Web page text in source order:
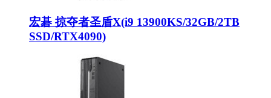
宏碁 掠夺者圣盾X(i9 13900KS/32GB/2TB
SSD/RTX4090)